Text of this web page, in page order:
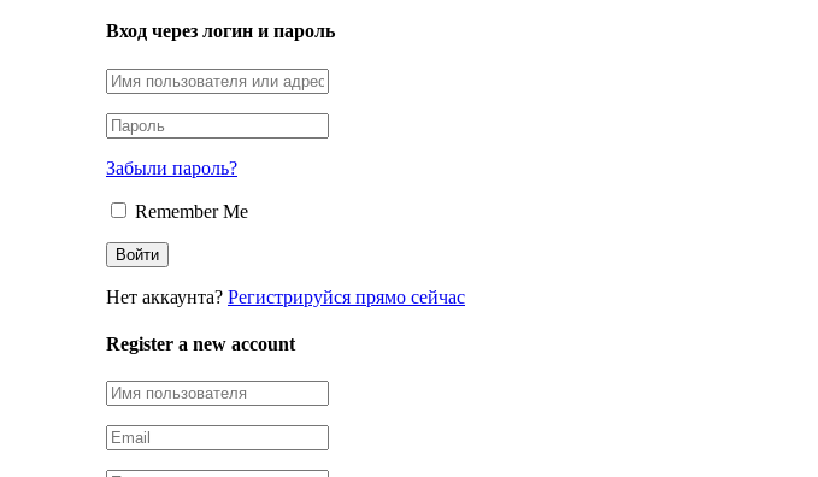
Вход через логин и пароль
Забыли пароль?
Remember Me
Нет аккаунта? Регистрируйся прямо сейчас
Register a new account